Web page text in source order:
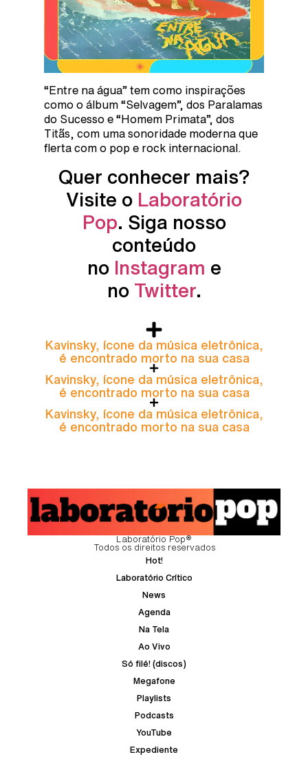
“Entre na água” tem como inspirações
como o álbum “Selvagem”, dos Paralamas
do Sucesso e “Homem Primata”, dos
Titãs, com uma sonoridade moderna que
flerta com o pop e rock internacional.
Quer conhecer mais?
Visite o Laboratório
Pop. Siga nosso
conteúdo
no Instagram e
no Twitter.
Kavinsky, ícone da música eletrônica,
é encontrado morto na sua casa
Kavinsky, ícone da música eletrônica,
é encontrado morto na sua casa
Kavinsky, ícone da música eletrônica,
é encontrado morto na sua casa
Laboratório Pop®
Todos os direitos reservados
Hot!
Laboratório Crítico
News
Agenda
Na Tela
Ao Vivo
Só filé! (discos)
Megafone
Playlists
Podcasts
YouTube
Expediente